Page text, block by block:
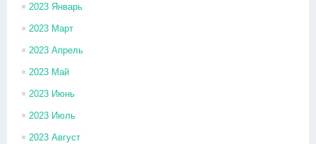
2023 Январь
2023 Март
2023 Апрель
2023 Май
2023 Июнь
2023 Июль
2023 Август